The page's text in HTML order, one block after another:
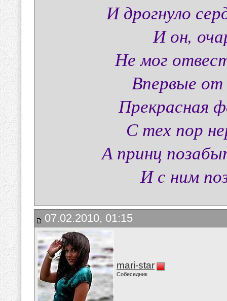
И дрогнуло
И он,
Не мог
Впервые
Прекрасная
С тех пор
А принц
И с ним
07.02.2010, 01:15
mari-star
Собеседник